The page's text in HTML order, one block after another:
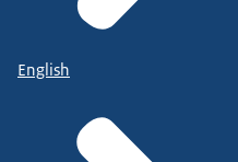
English